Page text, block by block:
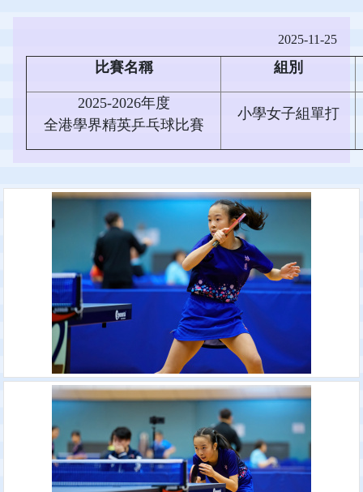
2025-11-25
比賽名稱 組別
2025-2026年度
全港學界精英乒乓球比賽
小學女子組單打